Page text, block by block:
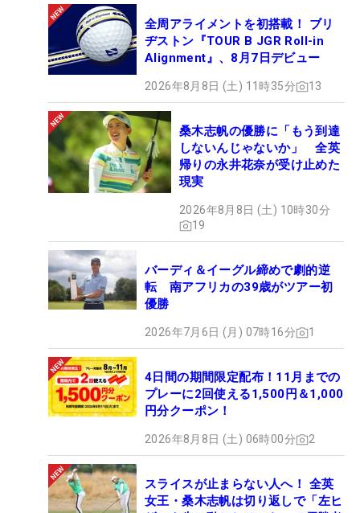
全周アライメントを初搭載！ ブリ
ヂストン『TOUR B JGR Roll-in
Alignment』、8月7日デビュー
2026年8月8日 (土) 11時35分 13
桑木志帆の優勝に「もう到達
しないんじゃないか」 全英
帰りの永井花奈が受け止めた
現実
2026年8月8日 (土) 10時30分
19
バーディ＆イーグル締めで劇的逆
転 南アフリカの39歳がツアー初
優勝
2026年7月6日 (月) 07時16分 1
4日間の期間限定配布！11月までの
プレーに2回使える1,500円＆1,000
円分クーポン！
2026年8月8日 (土) 06時00分 2
スライスが止まらない人へ！ 全英
女王・桑木志帆は切り返しで「左ヒ